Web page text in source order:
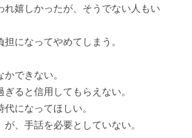
れ嬉しかったが、そうでない人もい
担になってやめてしまう。
できない。
ぎると信用してもらえない。
代になってほしい。
が、手話を必要としていない。